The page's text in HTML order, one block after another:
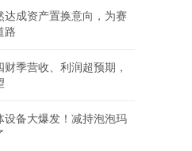
达成资产置换意向，为赛
路
季营收、利润超预期，
设备大爆发！减持泡泡玛